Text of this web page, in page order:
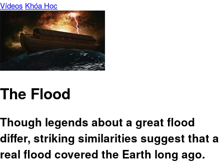
Vídeos Khóa Học
The Flood
Though legends about a great flood
differ, striking similarities suggest that a
real flood covered the Earth long ago.